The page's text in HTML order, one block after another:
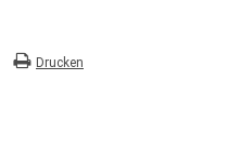
Drucken